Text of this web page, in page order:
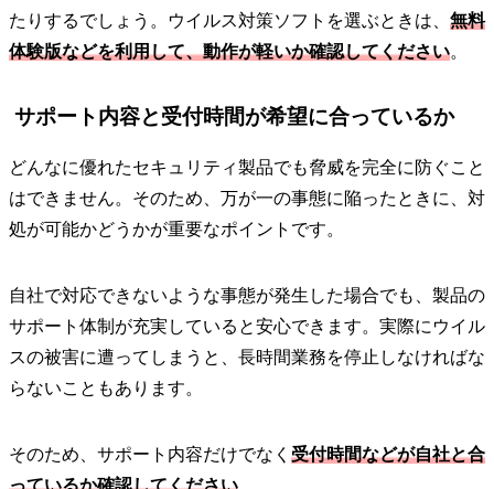
たりするでしょう。ウイルス対策ソフトを選ぶときは、 無料
体験版などを利用して、動作が軽いか確認してください。
サポート内容と受付時間が希望に合っているか
どんなに優れたセキュリティ製品でも脅威を完全に防ぐこと
はできません。そのため、万が一の事態に陥ったときに、対
処が可能かどうかが重要なポイントです。
自社で対応できないような事態が発生した場合でも、製品の
サポート体制が充実していると安心できます。実際にウイル
スの被害に遭ってしまうと、長時間業務を停止しなければな
らないこともあります。
そのため、サポート内容だけでなく 受付時間などが自社と合
っているか確認してください。